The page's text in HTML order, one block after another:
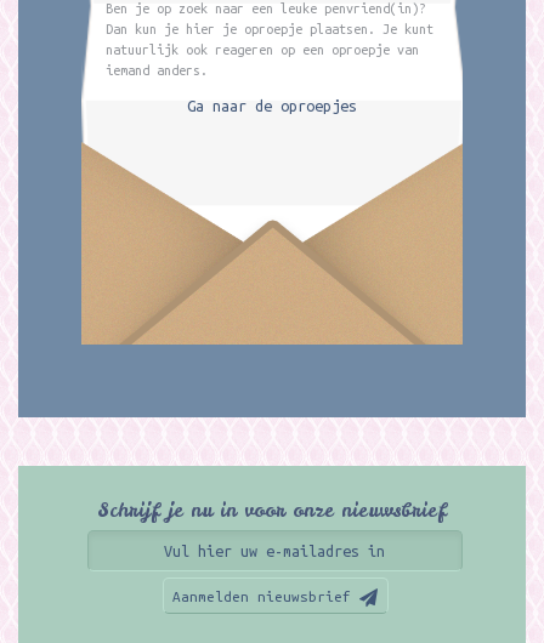
Ben je op zoek naar een leuke penvriend(in)?
Dan kun je hier je oproepje plaatsen. Je kunt
natuurlijk ook reageren op een oproepje van
iemand anders.
Ga naar de oproepjes
Schrijf je nu in voor onze nieuwsbrief
Aanmelden nieuwsbrief